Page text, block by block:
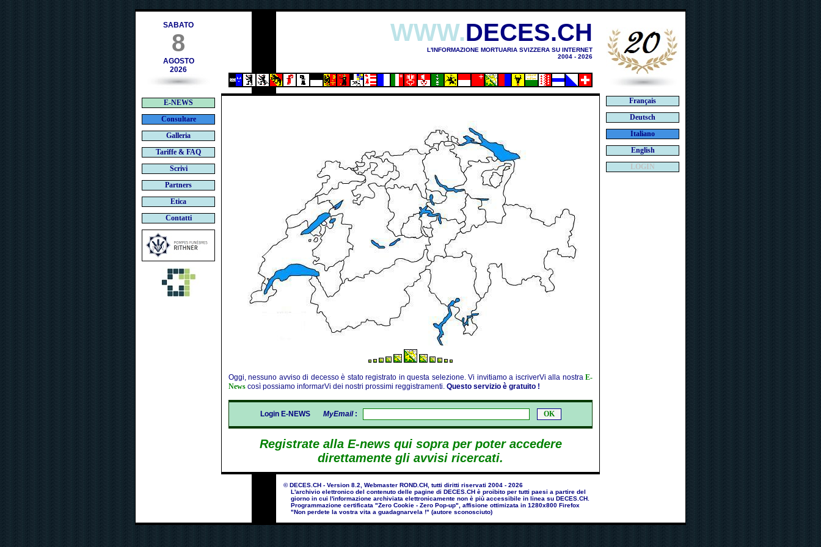
SABATO
8
AGOSTO
2026
E-NEWS
Consultare
Galleria
Tariffe & FAQ
Scrivi
Partners
Etica
Contatti
WWW.DECES.CH
L'INFORMAZIONE MORTUARIA SVIZZERA SU INTERNET
2004 - 2026
Oggi, nessuno avviso di decesso è stato registrato in questa selezione. Vi invitiamo a iscriverVi alla nostra E-
News così possiamo informarVi dei nostri prossimi reggistramenti. Questo servizio è gratuito !
Login E-NEWS MyEmail:
Registrate alla E-news qui sopra per poter accedere
direttamente gli avvisi ricercati.
© DECES.CH - Version 8.2, Webmaster ROND.CH, tutti diritti riservati 2004 - 2026
L'archivio elettronico del contenuto delle pagine di DECES.CH è proibito per tutti paesi a partire del
giorno in cui l'informazione archiviata elettronicamente non è più accessibile in linea su DECES.CH.
Programmazione certificata "Zero Cookie - Zero Pop-up", affisione ottimizata in 1280x800 Firefox
"Non perdete la vostra vita a guadagnarvela !" (autore sconosciuto)
Français
Deutsch
Italiano
English
LOGIN